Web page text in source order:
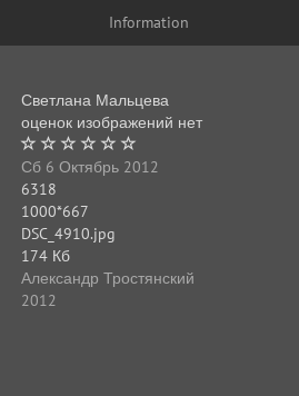
Information
Светлана Мальцева
оценок изображений нет
Сб 6 Октябрь 2012
6318
1000*667
DSC_4910.jpg
174 Кб
Александр Тростянский
2012